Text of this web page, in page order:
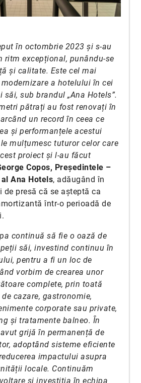
în octombrie 2023 și s-au
ritm excepțional, punându-se
și calitate. Este cel mai
a hotelului în cei
săi, sub brandul „Ana Hotels”.
pătrați au fost renovați în
un record în ceea ce
și performanțele acestui
mulțumesc tuturor celor care
proiect și l-au făcut
Copos, Președintele –
Ana Hotels, adăugând în
presă că se așteptă ca
într-o perioadă de
continuă să fie o oază de
săi, investind continuu în
pentru a fi un loc de
vorbim de crearea unor
complete, prin toată
cazare, gastronomie,
corporate sau private,
și tratamente balneo. În
grijă în permanență de
adoptând sisteme eficiente
impactului asupra
locale. Continuăm
și investiția în echipa